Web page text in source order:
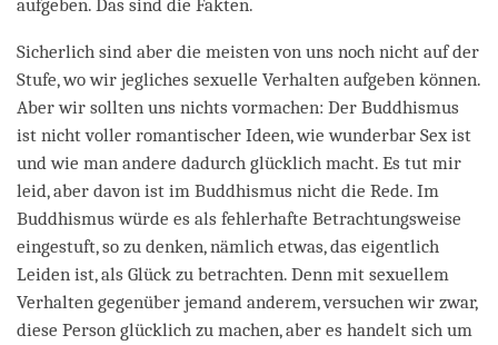
aufgeben. Das sind die Fakten.
Sicherlich sind aber die meisten von uns noch nicht auf der
Stufe, wo wir jegliches sexuelle Verhalten aufgeben können.
Aber wir sollten uns nichts vormachen: Der Buddhismus
ist nicht voller romantischer Ideen, wie wunderbar Sex ist
und wie man andere dadurch glücklich macht. Es tut mir
leid, aber davon ist im Buddhismus nicht die Rede. Im
Buddhismus würde es als fehlerhafte Betrachtungsweise
eingestuft, so zu denken, nämlich etwas, das eigentlich
Leiden ist, als Glück zu betrachten. Denn mit sexuellem
Verhalten gegenüber jemand anderem, versuchen wir zwar,
diese Person glücklich zu machen, aber es handelt sich um